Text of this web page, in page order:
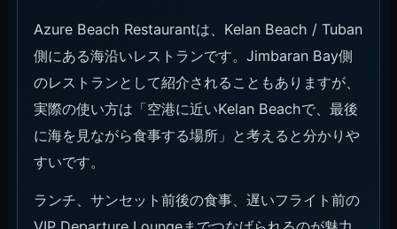
Azure Beach Restaurantは、Kelan Beach / Tuban
側にある海沿いレストランです。Jimbaran Bay側
のレストランとして紹介されることもありますが、
実際の使い方は「空港に近いKelan Beachで、最後
に海を見ながら食事する場所」と考えると分かりや
すいです。
ランチ、サンセット前後の食事、遅いフライト前の